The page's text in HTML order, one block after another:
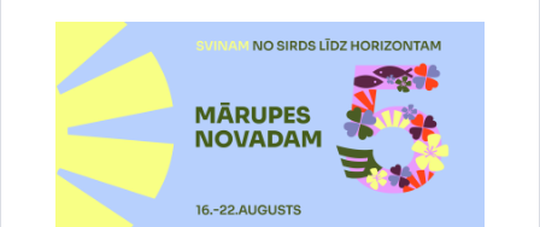
Reģistrē unikālu ID, kas tiek izmantots
statistisko datu iegūšanai par to, kā
apmeklētājs izmanto vietni.
2 gadi